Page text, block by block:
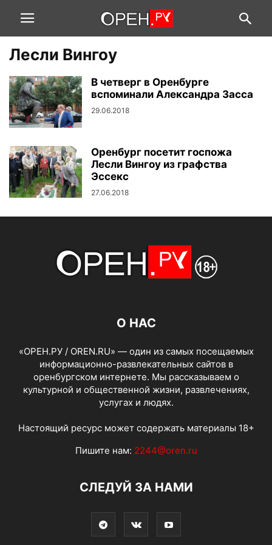
Лесли Вингоу
В четверг в Оренбурге
вспоминали Александра Засса
29.06.2018
Оренбург посетит госпожа
Лесли Вингоу из графства
Эссекс
27.06.2018
О НАС
«ОРЕН.РУ / OREN.RU» — один из самых посещаемых
информационно-развлекательных сайтов в
оренбургском интернете. Мы рассказываем о
культурной и общественной жизни, развлечениях,
услугах и людях.
Настоящий ресурс может содержать материалы 18+
Пишите нам: 2244@oren.ru
СЛЕДУЙ ЗА НАМИ